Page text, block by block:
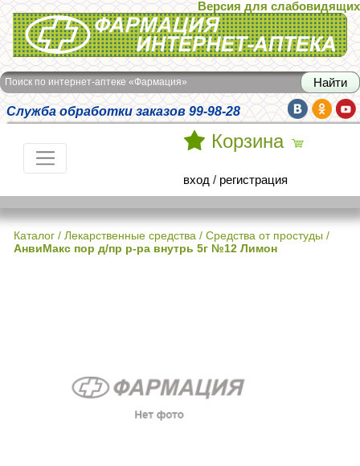
Интернет-аптека Фармация
Версия для слабовидящих
Поиск по интернет-аптеке «Фармация»
Служба обработки заказов 99-98-28
Корзина
вход / регистрация
Каталог / Лекарственные средства / Средства от простуды /
АнвиМакс пор д/пр р-ра внутрь 5г №12 Лимон